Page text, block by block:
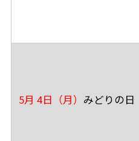
5月 4日（月） みどりの日